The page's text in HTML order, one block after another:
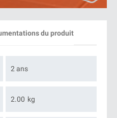
du produit
2 ans
2.00 kg